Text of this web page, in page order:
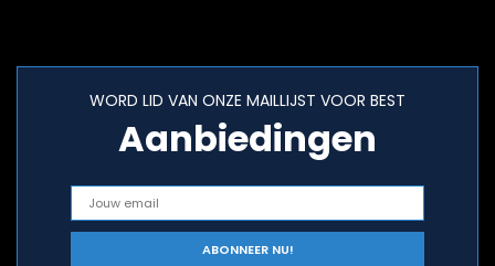
WORD LID VAN ONZE MAILLIJST VOOR BEST
Aanbiedingen